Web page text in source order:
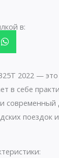
в:
2022 —
в себе
поездок